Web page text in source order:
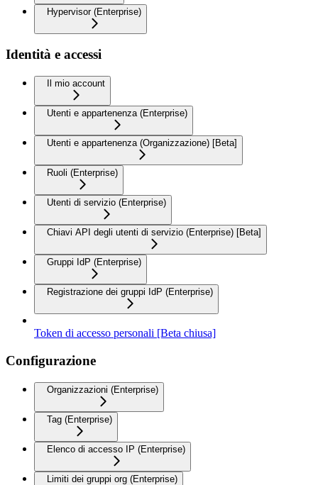
Hypervisor (Enterprise)
Identità e accessi
Il mio account
Utenti e appartenenza (Enterprise)
Utenti e appartenenza (Organizzazione) [Beta]
Ruoli (Enterprise)
Utenti di servizio (Enterprise)
Chiavi API degli utenti di servizio (Enterprise) [Beta]
Gruppi IdP (Enterprise)
Registrazione dei gruppi IdP (Enterprise)
Token di accesso personali [Beta chiusa]
Configurazione
Organizzazioni (Enterprise)
Tag (Enterprise)
Elenco di accesso IP (Enterprise)
Limiti dei gruppi org (Enterprise)